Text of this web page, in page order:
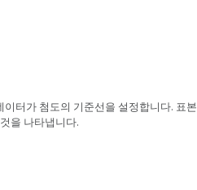
터가 첨도의 기준선을 설정합니다. 표본
을 나타냅니다.